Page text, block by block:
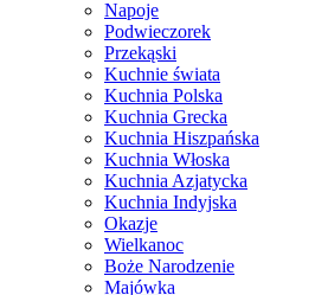
Napoje
Podwieczorek
Przekąski
Kuchnie świata
Kuchnia Polska
Kuchnia Grecka
Kuchnia Hiszpańska
Kuchnia Włoska
Kuchnia Azjatycka
Kuchnia Indyjska
Okazje
Wielkanoc
Boże Narodzenie
Majówka